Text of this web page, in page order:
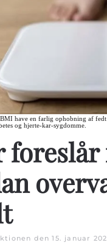
have en farlig ophobning af
og hjerte-kar-sygdomme.
den15. januar